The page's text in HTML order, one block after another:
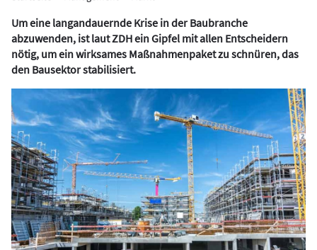
Um eine langandauernde Krise in der Baubranche
abzuwenden, ist laut ZDH ein Gipfel mit allen Entscheidern
nötig, um ein wirksames Maßnahmenpaket zu schnüren, das
den Bausektor stabilisiert.